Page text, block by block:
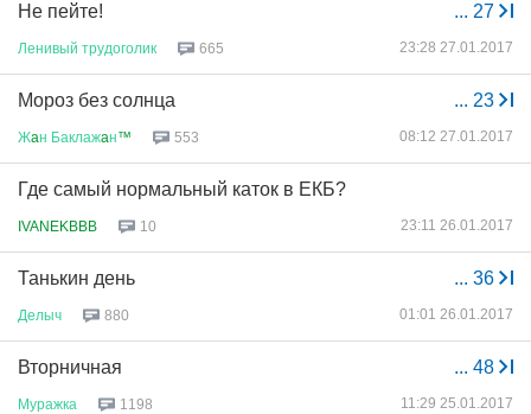
... 27
Не пейте!
Ленивый трудоголик 665 23:28 27.01.2017
... 23
Мороз без солнца
Жaн Баклажaн™ 553 08:12 27.01.2017
Где самый нормальный каток в ЕКБ?
IVANEKBBB 10 23:11 26.01.2017
... 36
Танькин день
Делыч 880 01:01 26.01.2017
... 48
Вторничная
Муражка 1198 11:29 25.01.2017